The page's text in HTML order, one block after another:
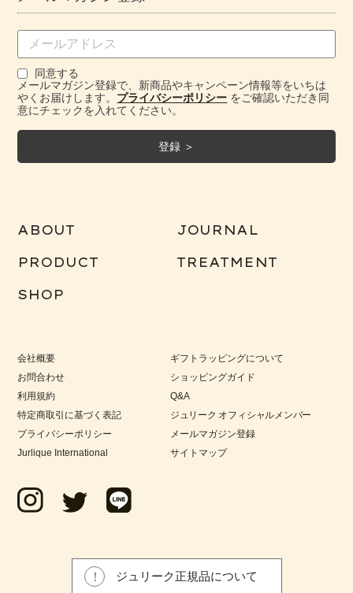
同意する
メールマガジン登録で、新商品やキャンペーン情報等をいちは
やくお届けします。 プライバシーポリシー をご確認いただき同
意にチェックを入れてください。
ABOUT JOURNAL
PRODUCT TREATMENT
SHOP
会社概要
お問合わせ
利用規約
特定商取引に基づく表記
プライバシーポリシー
Jurlique International
ギフトラッピングについて
ショッピングガイド
Q&A
ジュリーク オフィシャルメンバー
メールマガジン登録
サイトマップ
ジュリーク正規品について